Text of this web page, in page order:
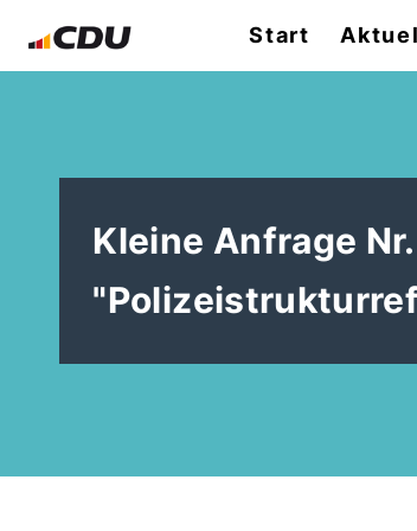
Start
Kleine Anfrage